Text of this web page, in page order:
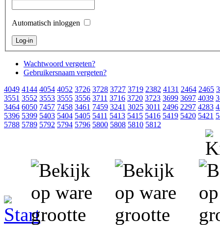
Automatisch inloggen
Wachtwoord vergeten?
Gebruikersnaam vergeten?
4049 4144 4054 4052 3726 3728 3727 3719 2382 4131 2464 2465
3551 3552 3553 3555 3556 3711 3716 3720 3723 3699 3697 4039
3464 6050 7457 7458 3461 7459 3241 3025 3011 2496 2297 4283
5396 5399 5403 5404 5405 5411 5413 5415 5416 5419 5420 5421
5788 5789 5792 5794 5796 5800 5808 5810 5812